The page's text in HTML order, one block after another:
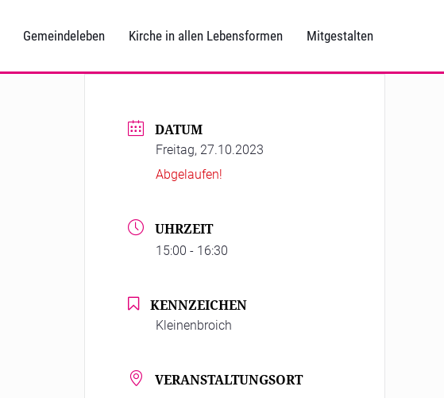
Gemeindeleben Kirche in allen Lebensformen Mitgestalten
DATUM
Freitag, 27.10.2023
Abgelaufen!
UHRZEIT
15:00 - 16:30
KENNZEICHEN
Kleinenbroich
VERANSTALTUNGSORT